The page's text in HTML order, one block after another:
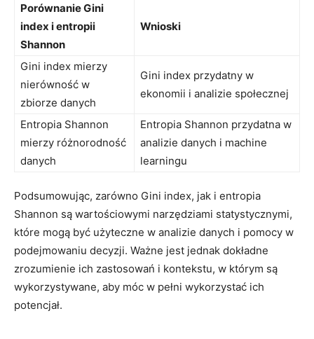
Porównanie Gini
index i ⁤entropii
Shannon
Wnioski
Gini index mierzy
nierówność w⁢
zbiorze⁣ danych
Gini index przydatny w
ekonomii i ​analizie społecznej
Entropia Shannon
mierzy różnorodność
danych
Entropia Shannon przydatna w
analizie ⁢danych i machine
learningu
Podsumowując, zarówno Gini index, jak i entropia
Shannon są wartościowymi narzędziami statystycznymi,
które mogą być użyteczne w analizie danych i pomocy w
podejmowaniu decyzji. Ważne jest ⁢jednak dokładne
zrozumienie ich zastosowań i kontekstu, w którym są​
wykorzystywane, aby móc w pełni wykorzystać ich
potencjał.